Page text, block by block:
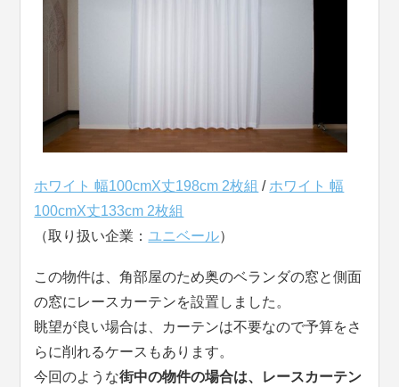
ホワイト 幅100cmX丈198cm 2枚組 / ホワイト 幅
100cmX丈133cm 2枚組
（取り扱い企業： ユニベール）
この物件は、角部屋のため奥のベランダの窓と側面
の窓にレースカーテンを設置しました。
眺望が良い場合は、カーテンは不要なので予算をさ
らに削れるケースもあります。
今回のような街中の物件の場合は、レースカーテン